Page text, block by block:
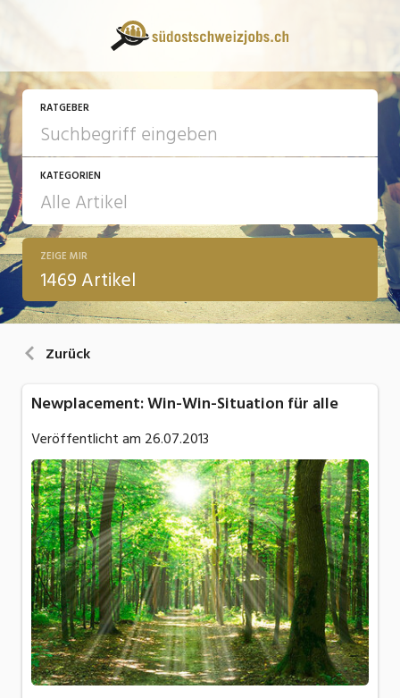
RATGEBER
KATEGORIEN
13 Fragen - 13 Antworten
Arbeit
ZEIGE MIR
1469 Artikel
Zurück
Newplacement: Win-Win-Situation für alle
Veröffentlicht am 26.07.2013